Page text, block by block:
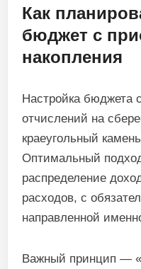
Как
бюджет с
накопления
Настройка бюджета
отчислений на
краеугольный
Оптимальный
распределение
расходов, с
направленной
Важный принцип —